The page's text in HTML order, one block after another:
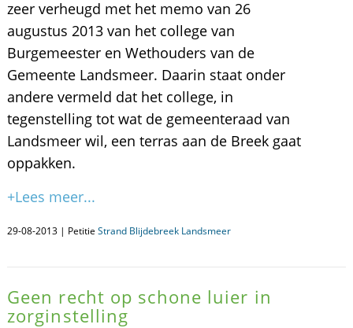
zeer verheugd met het memo van 26
augustus 2013 van het college van
Burgemeester en Wethouders van de
Gemeente Landsmeer. Daarin staat onder
andere vermeld dat het college, in
tegenstelling tot wat de gemeenteraad van
Landsmeer wil, een terras aan de Breek gaat
oppakken.
+Lees meer...
29-08-2013 | Petitie Strand Blijdebreek Landsmeer
Geen recht op schone luier in
zorginstelling